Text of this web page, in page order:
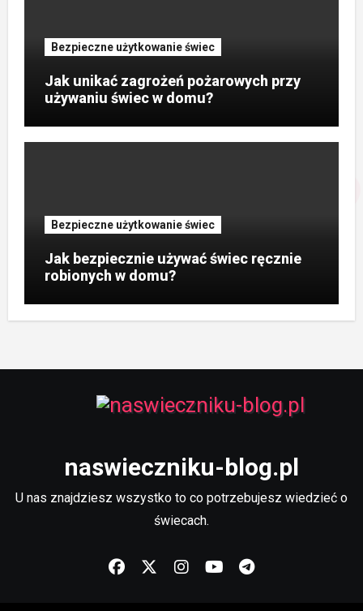
Bezpieczne użytkowanie świec
Jak unikać zagrożeń pożarowych przy
używaniu świec w domu?
Bezpieczne użytkowanie świec
Jak bezpiecznie używać świec ręcznie
robionych w domu?
naswieczniku-blog.pl
U nas znajdziesz wszystko to co potrzebujesz wiedzieć o
świecach.